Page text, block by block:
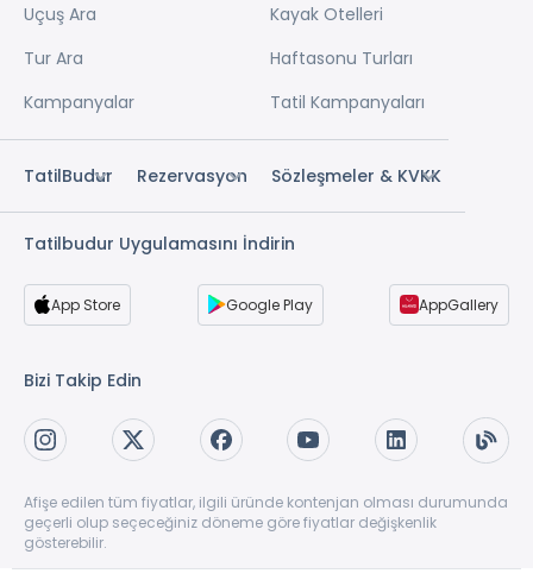
Uçuş Ara
Tur Ara
Kampanyalar
Kayak Otelleri
Haftasonu Turları
Tatil Kampanyaları
TatilBudur Rezervasyon Sözleşmeler & KVKK
Tatilbudur Uygulamasını İndirin
App Store Google Play AppGallery
Bizi Takip Edin
Afişe edilen tüm fiyatlar, ilgili üründe kontenjan olması durumunda
geçerli olup seçeceğiniz döneme göre fiyatlar değişkenlik
gösterebilir.